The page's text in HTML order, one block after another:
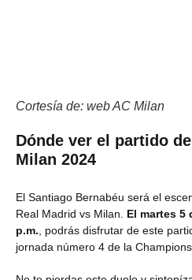
Cortesía de: web AC Milan
Dónde ver el partido
Milan 2024
El Santiago Bernabéu será el
Real Madrid vs Milan. El martes 5
p.m. , podrás disfrutar de este
jornada número 4 de la